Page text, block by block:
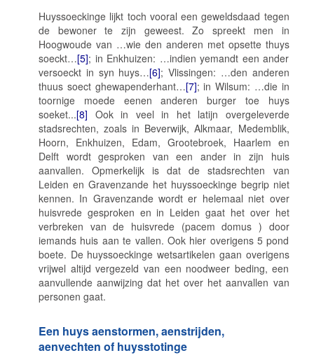
Huyssoeckinge lijkt toch vooral een geweldsdaad tegen
de bewoner te zijn geweest. Zo spreekt men in
Hoogwoude van …wie den anderen met opsette thuys
soeckt…[5]; in Enkhuizen: …indien yemandt een ander
versoeckt in syn huys…[6]; Vlissingen: …den anderen
thuus soect ghewapenderhant…[7]; in Wilsum: …die in
toornige moede eenen anderen burger toe huys
soeket...[8] Ook in veel in het latijn overgeleverde
stadsrechten, zoals in Beverwijk, Alkmaar, Medemblik,
Hoorn, Enkhuizen, Edam, Grootebroek, Haarlem en
Delft wordt gesproken van een ander in zijn huis
aanvallen. Opmerkelijk is dat de stadsrechten van
Leiden en Gravenzande het huyssoeckingebegrip niet
kennen. In Gravenzande wordt er helemaal niet over
huisvrede gesproken en in Leiden gaat het over het
verbreken van de huisvrede (pacem domus ) door
iemands huis aan te vallen. Ook hier overigens 5 pond
boete. De huyssoeckinge wetsartikelen gaan overigens
vrijwel altijd vergezeld van een noodweer beding, een
aanvullende aanwijzing dat het over het aanvallen van
personen gaat.
Een huys aenstormen, aenstrijden,
aenvechten of huysstotinge